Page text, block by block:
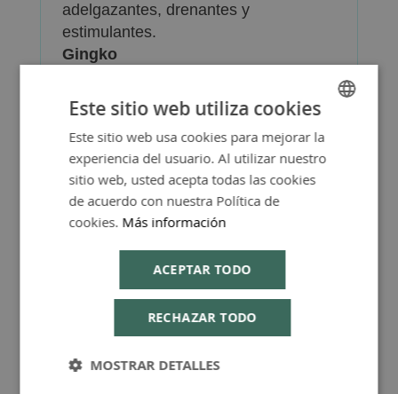
adelgazantes, drenantes y
estimulantes.
Gingko
capilares, ayudando a reducir la
retención de líquidos y la acumulación
de desechos metabólicos.
Rusco
Alivia la retención de líquidos y otros
síntomas de insuficiencia venosa
crónica al promover una
microcirculación saludable.
El uso de la crema Iodex Uomo F da
quedará tonificada, compacta y firme.
SPANISH
ENGLISH
Este sitio web utiliza cookies
Este sitio web usa cookies para mejorar la
experiencia del usuario. Al utilizar nuestro
sitio web, usted acepta todas las cookies
de acuerdo con nuestra Política de
cookies. Más información
ACEPTAR TODO
RECHAZAR TODO
MOSTRAR DETALLES